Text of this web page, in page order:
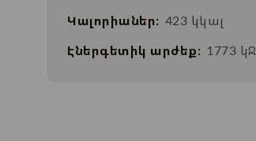
Կալորիաներ: 423 կկալ
Էներգետիկ արժեք: 1773 կՋ